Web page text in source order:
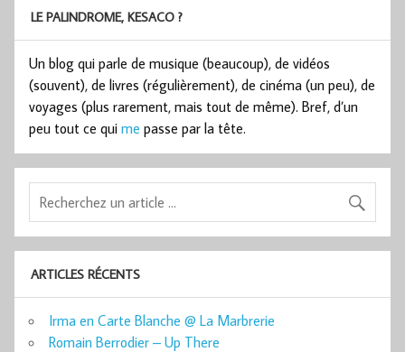
LE PALINDROME, KESACO ?
Un blog qui parle de musique (beaucoup), de vidéos
(souvent), de livres (régulièrement), de cinéma (un peu), de
voyages (plus rarement, mais tout de même). Bref, d’un
peu tout ce qui me passe par la tête.
ARTICLES RÉCENTS
Irma en Carte Blanche @ La Marbrerie
Romain Berrodier – Up There